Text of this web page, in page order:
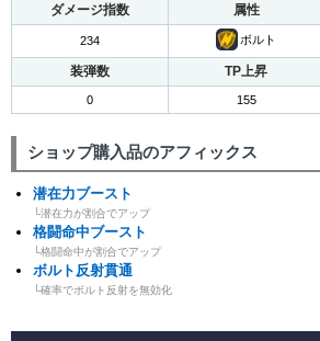
ダメージ指数 属性
234 ボルト
装弾数 TP上昇
0 155
ショップ購入品のアフィックス
潜在力ブースト
└潜在力が割合でアップ
格闘命中ブースト
└格闘命中が割合でアップ
ボルト反射貫通
└確率でボルト反射を無効化